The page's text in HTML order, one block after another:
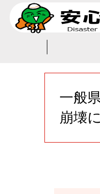
一般
崩壊